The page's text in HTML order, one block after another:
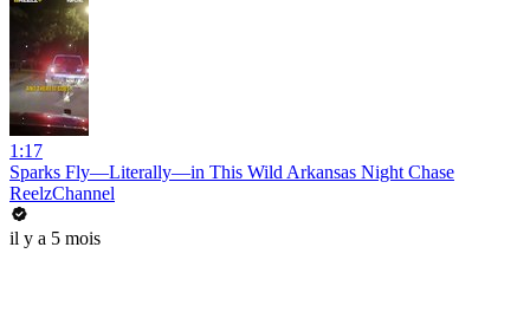
1:17
Sparks Fly—Literally—in This Wild Arkansas Night Chase
ReelzChannel
il y a 5 mois